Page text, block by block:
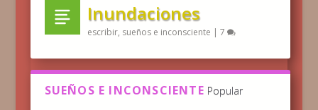
Inundaciones
escribir, sueños e inconsciente | 7
SUEÑOS E INCONSCIENTE Popular